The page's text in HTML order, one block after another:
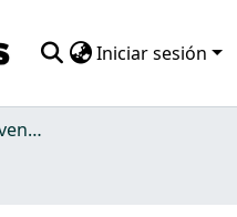
Iniciar sesión
03. Salud: clínica, prevención, atención sanitaria y (re)habilitación